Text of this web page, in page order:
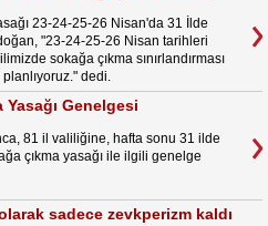
23-24-25-26 Nisan'da 31 İlde
"23-24-25-26 Nisan tarihleri
sokağa çıkma sınırlandırması
dedi.
Yasağı Genelgesi
81 il valiliğine, hafta sonu 31 ilde
çıkma yasağı ile ilgili genelge
sadece zevkperizm kaldı